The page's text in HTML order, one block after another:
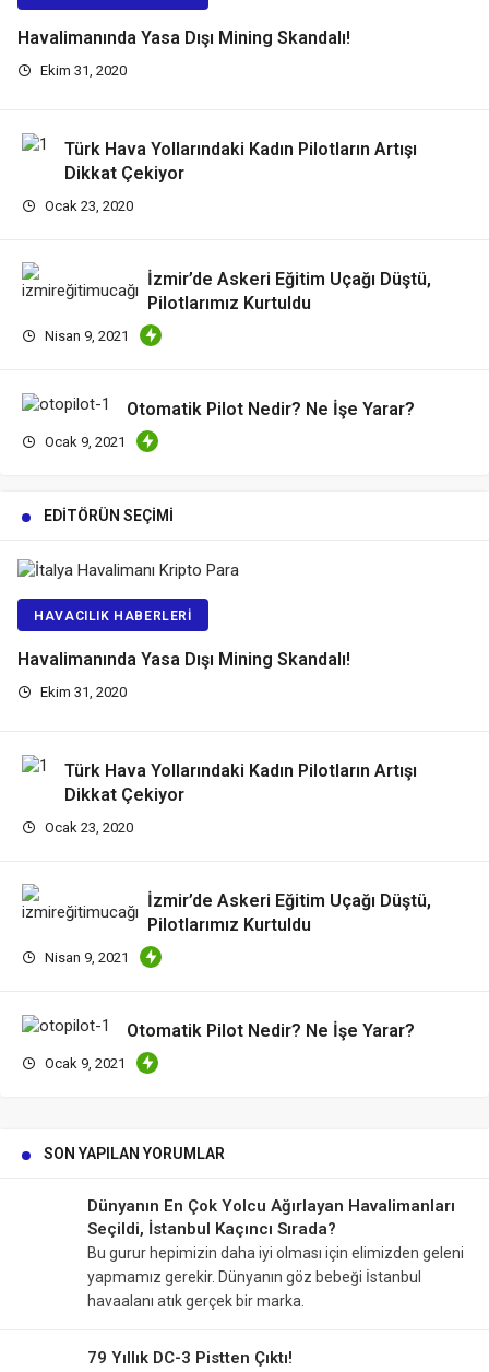
Havalimanında Yasa Dışı Mining Skandalı!
Ekim 31, 2020
Türk Hava Yollarındaki Kadın Pilotların Artışı
Dikkat Çekiyor
Ocak 23, 2020
İzmir’de Askeri Eğitim Uçağı Düştü,
Pilotlarımız Kurtuldu
Nisan 9, 2021
Otomatik Pilot Nedir? Ne İşe Yarar?
Ocak 9, 2021
EDITÖRÜN SEÇIMI
HAVACILIK HABERLERI
Havalimanında Yasa Dışı Mining Skandalı!
Ekim 31, 2020
Türk Hava Yollarındaki Kadın Pilotların Artışı
Dikkat Çekiyor
Ocak 23, 2020
İzmir’de Askeri Eğitim Uçağı Düştü,
Pilotlarımız Kurtuldu
Nisan 9, 2021
Otomatik Pilot Nedir? Ne İşe Yarar?
Ocak 9, 2021
SON YAPILAN YORUMLAR
Dünyanın En Çok Yolcu Ağırlayan Havalimanları
Seçildi, İstanbul Kaçıncı Sırada?
Bu gurur hepimizin daha iyi olması için elimizden geleni
yapmamız gerekir. Dünyanın göz bebeği İstanbul
havaalanı atık gerçek bir marka.
79 Yıllık DC-3 Pistten Çıktı!